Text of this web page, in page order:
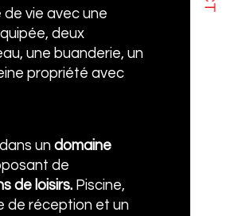
vie avec une
deux
une buanderie, un
propriété avec
un domaine
de
de loisirs. Piscine,
de réception et un